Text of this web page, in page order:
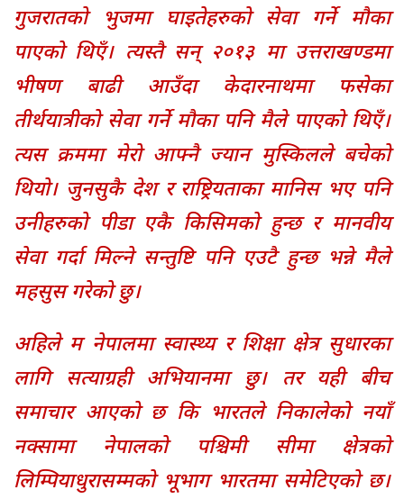
गुजरातको भुजमा घाइतेहरुको सेवा गर्ने मौका
पाएको थिएँ। त्यस्तै सन् २०१३ मा उत्तराखण्डमा
भीषण बाढी आउँदा केदारनाथमा फसेका
तीर्थयात्रीको सेवा गर्ने मौका पनि मैले पाएको थिएँ।
त्यस क्रममा मेरो आफ्नै ज्यान मुस्किलले बचेको
थियो। जुनसुकै देश र राष्ट्रियताका मानिस भए पनि
उनीहरुको पीडा एकै किसिमको हुन्छ र मानवीय
सेवा गर्दा मिल्ने सन्तुष्टि पनि एउटै हुन्छ भन्ने मैले
महसुस गरेको छु।
अहिले म नेपालमा स्वास्थ्य र शिक्षा क्षेत्र सुधारका
लागि सत्याग्रही अभियानमा छु। तर यही बीच
समाचार आएको छ कि भारतले निकालेको नयाँ
नक्सामा नेपालको पश्चिमी सीमा क्षेत्रको
लिम्पियाधुरासम्मको भूभाग भारतमा समेटिएको छ।